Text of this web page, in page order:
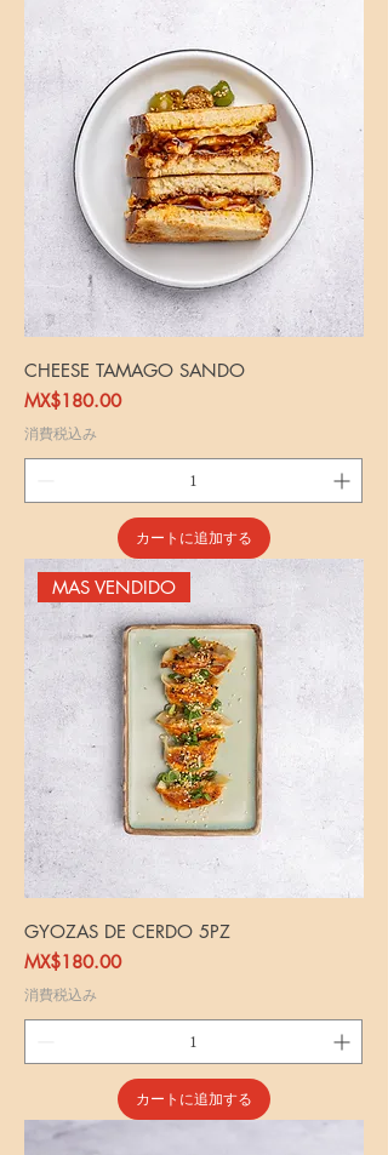
CHEESE TAMAGO SANDO
価格
MX$180.00
消費税込み
カートに追加する
MAS VENDIDO
GYOZAS DE CERDO 5PZ
価格
MX$180.00
消費税込み
カートに追加する